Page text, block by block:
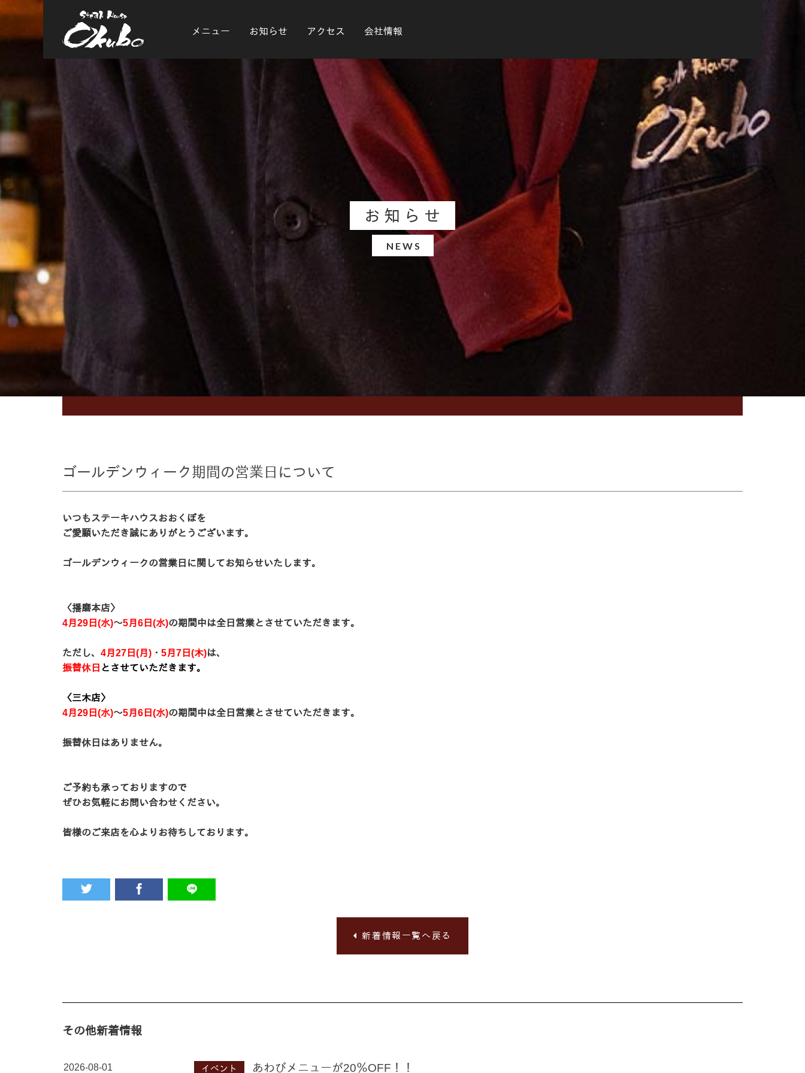
メニュー お知らせ アクセス 会社情報
お知らせ
NEWS
ゴールデンウィーク期間の営業日について
いつもステーキハウスおおくぼを
ご愛顧いただき誠にありがとうございます。
ゴールデンウィークの営業日に関してお知らせいたします。
〈播磨本店〉
4月29日(水)～5月6日(水)の期間中は全日営業とさせていただきます。
ただし、 4月27日(月) ・ 5月7日(木)は、
振替休日 と させていただきます。
〈三木店〉
4月29日(水)～5月6日(水)の期間中は全日営業とさせていただきます。
振替休日はありません。
ご予約も承っておりますので
ぜひお気軽にお問い合わせください。
皆様のご来店を心よりお待ちしております。
新着情報一覧へ戻る
その他新着情報
2026-08-01 イベント あわびメニューが20％OFF！！